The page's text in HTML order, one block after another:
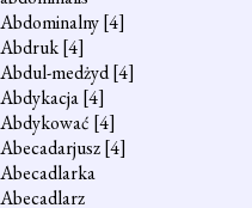
Abdominalny[4]
Abdruk[4]
Abdul-medżyd[4]
Abdykacja[4]
Abdykować [4]
Abecadarjusz[4]
Abecadlarka
Abecadlarz